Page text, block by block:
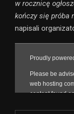
w rocznicę
kończy się próba
napisali